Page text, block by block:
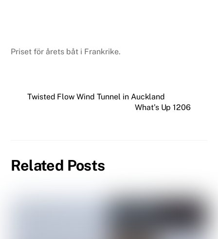
Priset för årets båt i Frankrike.
Twisted Flow Wind Tunnel in Auckland
What’s Up 1206
Related Posts